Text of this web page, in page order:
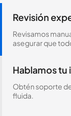
Revisión
Revisamos
asegurar que
Hablamos tu
Obtén soporte
fluida.